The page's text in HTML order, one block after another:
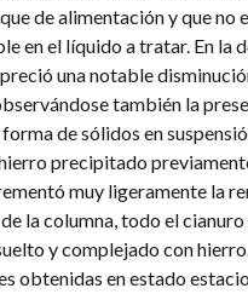
de alimentación y que no
en el líquido a tratar. En la
una notable
también la
de sólidos en
precipitado
muy ligeramente la
la columna, todo el
y complejado con
obtenidas en estado